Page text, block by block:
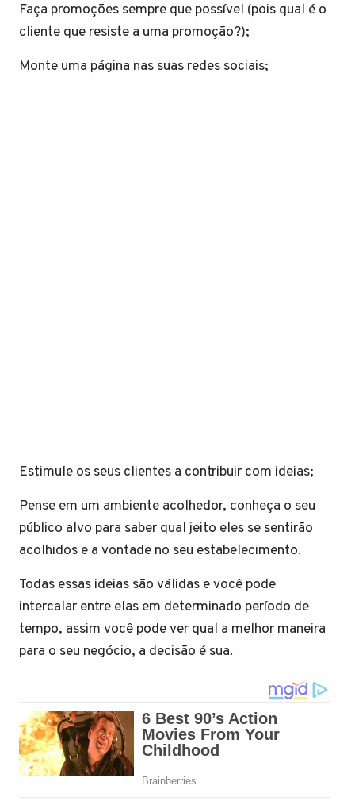
Faça promoções sempre que possível (pois qual é o
cliente que resiste a uma promoção?);
Monte uma página nas suas redes sociais;
Estimule os seus clientes a contribuir com ideias;
Pense em um ambiente acolhedor, conheça o seu
público alvo para saber qual jeito eles se sentirão
acolhidos e a vontade no seu estabelecimento.
Todas essas ideias são válidas e você pode
intercalar entre elas em determinado período de
tempo, assim você pode ver qual a melhor maneira
para o seu negócio, a decisão é sua.